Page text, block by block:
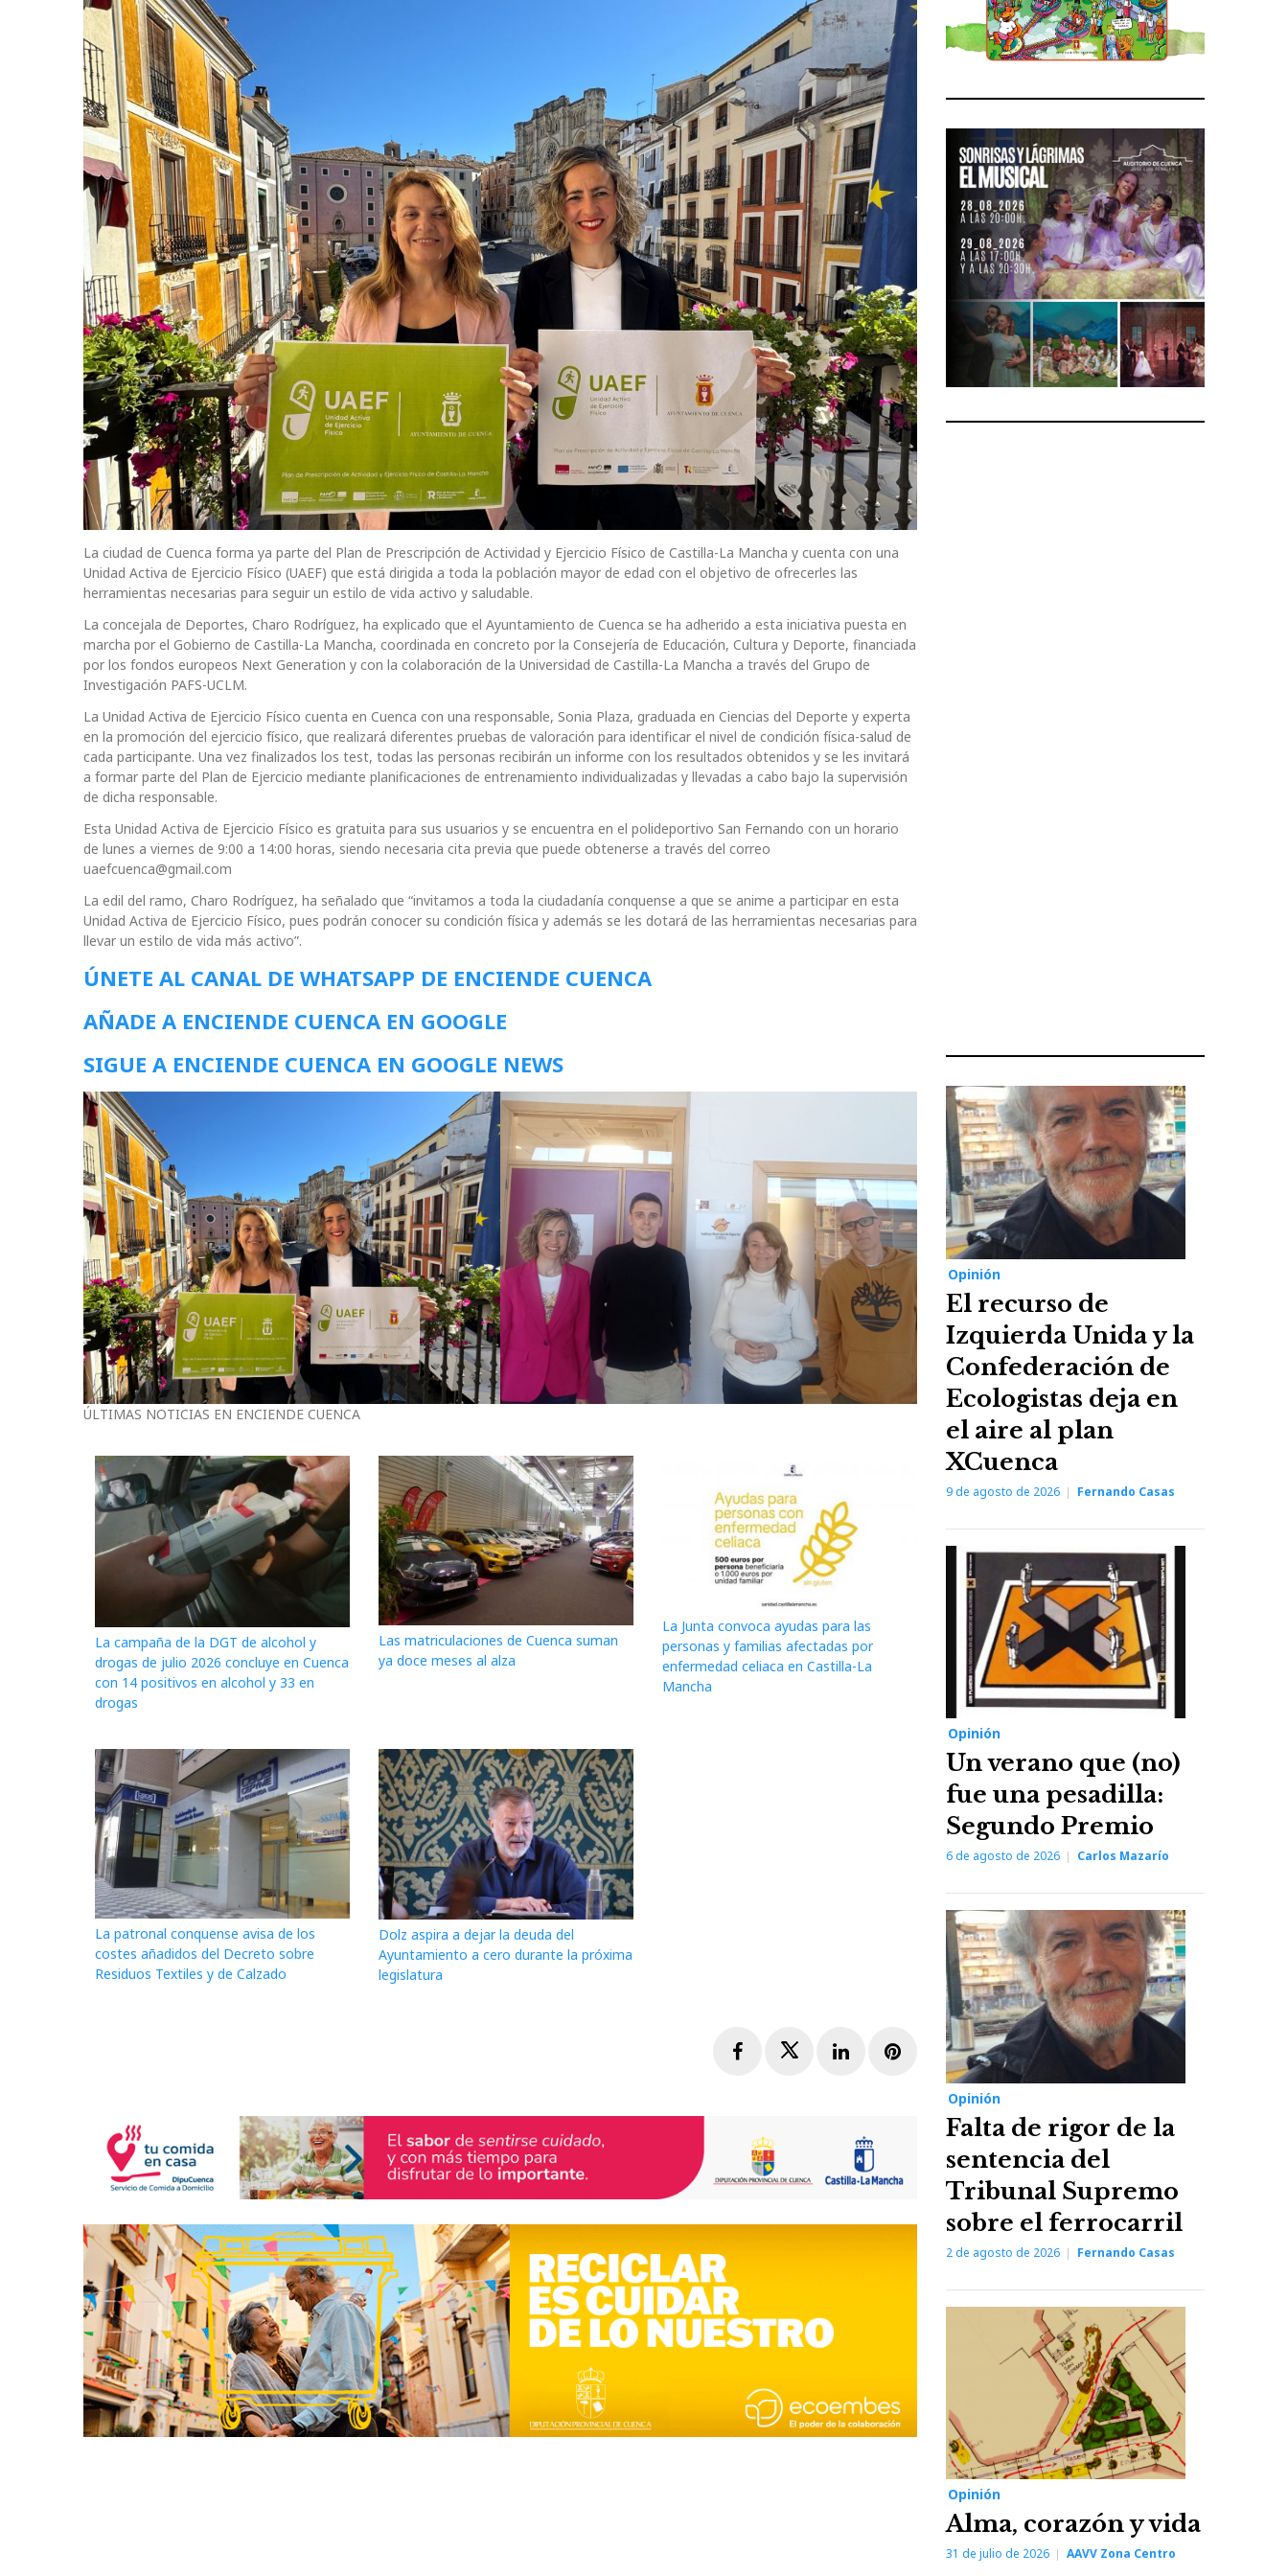
La ciudad de Cuenca forma ya parte del Plan de Prescripción de Actividad y Ejercicio Físico de Castilla-La Mancha y cuenta con una
Unidad Activa de Ejercicio Físico (UAEF) que está dirigida a toda la población mayor de edad con el objetivo de ofrecerles las
herramientas necesarias para seguir un estilo de vida activo y saludable.
La concejala de Deportes, Charo Rodríguez, ha explicado que el Ayuntamiento de Cuenca se ha adherido a esta iniciativa puesta en
marcha por el Gobierno de Castilla-La Mancha, coordinada en concreto por la Consejería de Educación, Cultura y Deporte, financiada
por los fondos europeos Next Generation y con la colaboración de la Universidad de Castilla-La Mancha a través del Grupo de
Investigación PAFS-UCLM.
La Unidad Activa de Ejercicio Físico cuenta en Cuenca con una responsable, Sonia Plaza, graduada en Ciencias del Deporte y experta
en la promoción del ejercicio físico, que realizará diferentes pruebas de valoración para identificar el nivel de condición física-salud de
cada participante. Una vez finalizados los test, todas las personas recibirán un informe con los resultados obtenidos y se les invitará
a formar parte del Plan de Ejercicio mediante planificaciones de entrenamiento individualizadas y llevadas a cabo bajo la supervisión
de dicha responsable.
Esta Unidad Activa de Ejercicio Físico es gratuita para sus usuarios y se encuentra en el polideportivo San Fernando con un horario
de lunes a viernes de 9:00 a 14:00 horas, siendo necesaria cita previa que puede obtenerse a través del correo
uaefcuenca@gmail.com
La edil del ramo, Charo Rodríguez, ha señalado que “invitamos a toda la ciudadanía conquense a que se anime a participar en esta
Unidad Activa de Ejercicio Físico, pues podrán conocer su condición física y además se les dotará de las herramientas necesarias para
llevar un estilo de vida más activo”.
ÚNETE AL CANAL DE WHATSAPP DE ENCIENDE CUENCA
AÑADE A ENCIENDE CUENCA EN GOOGLE
SIGUE A ENCIENDE CUENCA EN GOOGLE NEWS
ÚLTIMAS NOTICIAS EN ENCIENDE CUENCA
La campaña de la DGT de alcohol y
drogas de julio 2026 concluye en Cuenca
con 14 positivos en alcohol y 33 en
drogas
Las matriculaciones de Cuenca suman
ya doce meses al alza
La Junta convoca ayudas para las
personas y familias afectadas por
enfermedad celiaca en Castilla-La
Mancha
La patronal conquense avisa de los
costes añadidos del Decreto sobre
Residuos Textiles y de Calzado
Dolz aspira a dejar la deuda del
Ayuntamiento a cero durante la próxima
legislatura
FacebookTwitterLinkedInPinterest
Opinión
El recurso de
Izquierda Unida y la
Confederación de
Ecologistas deja en
el aire al plan
XCuenca
9 de agosto de 2026 Fernando Casas
Opinión
Un verano que (no)
fue una pesadilla:
Segundo Premio
6 de agosto de 2026 Carlos Mazarío
Opinión
Falta de rigor de la
sentencia del
Tribunal Supremo
sobre el ferrocarril
2 de agosto de 2026 Fernando Casas
Opinión
Alma, corazón y vida
31 de julio de 2026 AAVV Zona Centro